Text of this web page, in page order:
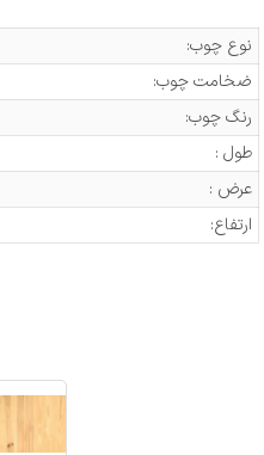
نوع چوب:
ضخامت چوب:
رنگ چوب:
طول :
عرض :
ارتفاع: